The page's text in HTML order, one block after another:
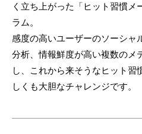
く立ち上がった「ヒット習慣メ
ラム。
感度の高いユーザーのソーシャ
分析、情報鮮度が高い複数のメ
し、これから来そうなヒット習
しくも大胆なチャレンジです。